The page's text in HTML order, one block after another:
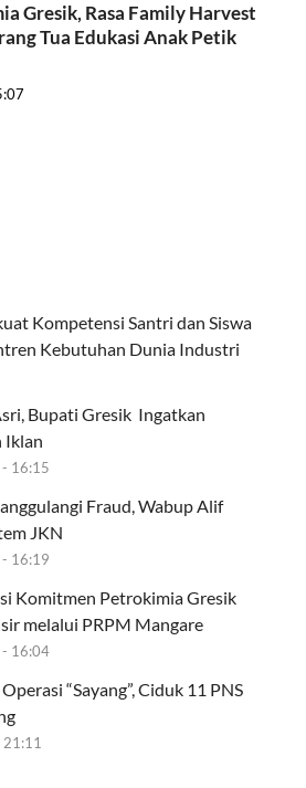
Gresik, Rasa Family Harvest
Tua Edukasi Anak Petik
Kompetensi Santri dan Siswa
Kebutuhan Dunia Industri
Bupati Gresik Ingatkan
Iklan
- 16:15
Fraud, Wabup Alif
JKN
- 16:19
Komitmen Petrokimia Gresik
melalui PRPM Mangare
- 16:04
“Sayang”, Ciduk 11 PNS